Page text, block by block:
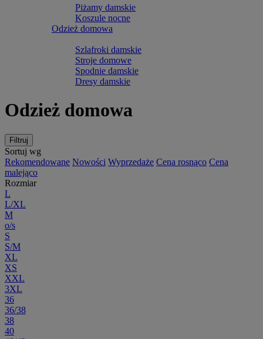
Piżamy damskie
Koszule nocne
Odzież domowa
Szlafroki damskie
Stroje domowe
Spodnie damskie
Dresy damskie
Odzież domowa
Filtruj
Sortuj wg
Rekomendowane Nowości Wyprzedaże Cena rosnąco Cena
malejąco
Rozmiar
L
L/XL
M
o/s
S
S/M
XL
XS
XXL
3XL
36
36/38
38
40